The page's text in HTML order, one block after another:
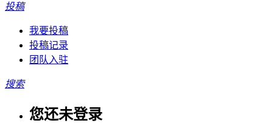
投稿
我要投稿
投稿记录
团队入驻
搜索
您还未登录